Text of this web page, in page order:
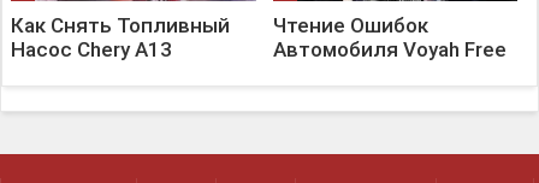
Как Снять Топливный
Насос Chery A13
Чтение Ошибок
Автомобиля Voyah Free